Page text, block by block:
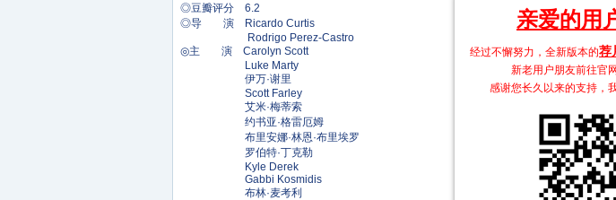
◎豆瓣评分 6.2
◎导 演 Ricardo Curtis
Rodrigo Perez-Castro
◎主 演 Carolyn Scott
Luke Marty
伊万·谢里
Scott Farley
艾米·梅蒂索
约书亚·格雷厄姆
布里安娜·林恩·布里埃罗
罗伯特·丁克勒
Kyle Derek
Gabbi Kosmidis
布林·麦考利
亲爱的用
经过不懈努力，全新版本的荐
新老用户朋友前往官
感谢您长久以来的支持，